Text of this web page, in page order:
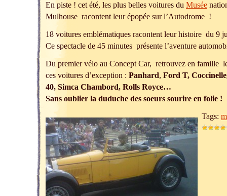
En piste ! cet été, les plus belles voitures du Musée
Mulhouse racontent leur épopée sur l’Autodrome !
18 voitures emblématiques racontent leur histoire du 9
Ce spectacle de 45 minutes présente l’aventure
Du premier vélo au Concept Car, retrouvez en famille
ces voitures d’exception : Panhard, Ford T,
40, Simca Chambord, Rolls Royce…
Sans oublier la duduche des soeurs sourire en folie !
Tags: